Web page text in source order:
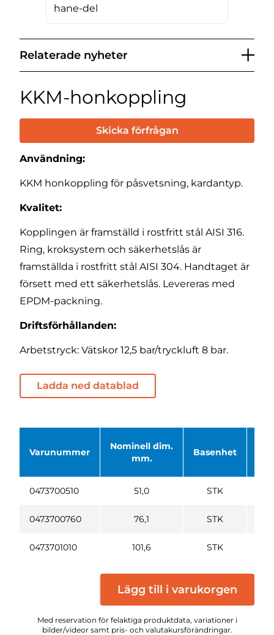
hane-del
Relaterade nyheter
KKM-honkoppling
Skicka förfrågan
Användning:
KKM honkoppling för påsvetsning, kardantyp.
Kvalitet:
Kopplingen är framställd i rostfritt stål AISI 316.
Ring, kroksystem och säkerhetslås är
framställda i rostfritt stål AISI 304. Handtaget är
försett med ett säkerhetslås. Levereras med
EPDM-packning.
Driftsförhållanden:
Arbetstryck: Vätskor 12,5 bar/tryckluft 8 bar.
Ladda ned datablad
Varunummer
Nominell dim.
mm.
Basenhet
0473700510 51,0 STK
0473700760 76,1 STK
0473701010 101,6 STK
Lägg till i varukorgen
Med reservation för felaktiga produktdata, variationer i
bilder/videor samt pris- och valutakursförändringar.